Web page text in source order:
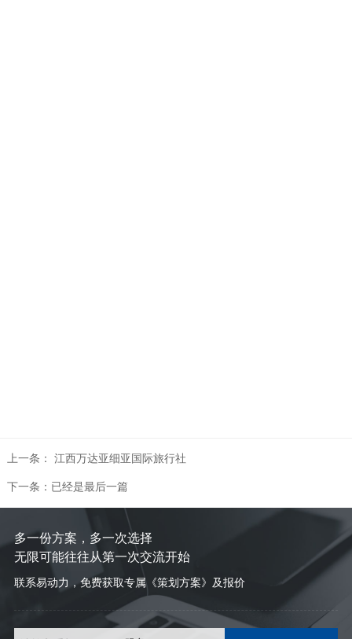
上一条： 江西万达亚细亚国际旅行社
下一条：已经是最后一篇
多一份方案，多一次选择
无限可能往往从第一次交流开始
联系易动力，免费获取专属《策划方案》及报价